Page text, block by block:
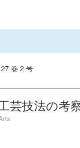
巻 2 号
芸技法の考